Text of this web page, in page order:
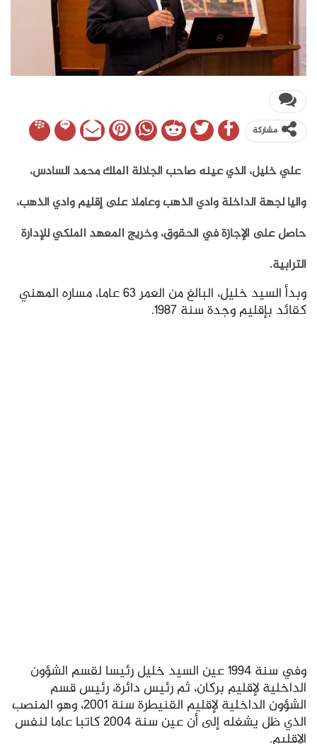
مشاركة
علي خليل، الذي عينه صاحب الجلالة الملك محمد السادس،
واليا لجهة الداخلة وادي الذهب وعاملا على إقليم وادي الذهب،
حاصل على الإجازة في الحقوق، وخريج المعهد الملكي للإدارة
الترابية.
وبدأ السيد خليل، البالغ من العمر 63 عاما، مساره المهني
كقائد بإقليم وجدة سنة 1987.
وفي سنة 1994 عين السيد خليل رئيسا لقسم الشؤون
الداخلية لإقليم بركان، ثم رئيس دائرة، رئيس قسم
الشؤون الداخلية لإقليم القنيطرة سنة 2001، وهو المنصب
الذي ظل يشغله إلى أن عين سنة 2004 كاتبا عاما لنفس